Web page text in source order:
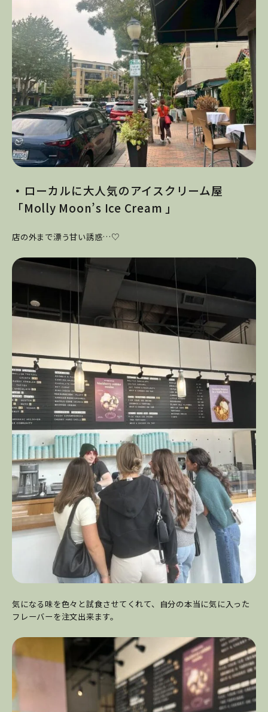
・ ローカルに大人気のアイスクリーム屋
「Molly Moon’s Ice Cream 」
店の外まで漂う甘い誘惑…♡
気になる味を色々と試食させてくれて、自分の本当に気に入った
フレーバーを注文出来ます。